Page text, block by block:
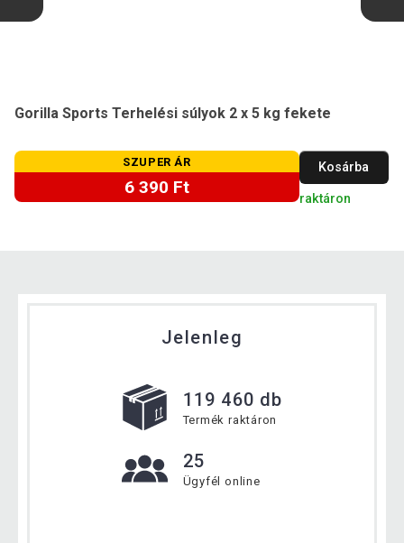
Gorilla Sports Terhelési súlyok 2 x 5 kg fekete
SZUPER ÁR
6 390 Ft
Kosárba
raktáron
Jelenleg
119 460 db
Termék raktáron
25
Ügyfél online